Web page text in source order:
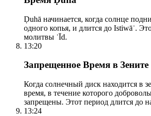
Ḍuhā начинается, когда солнце
одного копья, и длится до Istiwāʾ.
молитвы ʿĪd.
13:20
Запрещенное Время в
Когда солнечный диск находится в
время, в течение которого
запрещены. Этот период длится до
13:24